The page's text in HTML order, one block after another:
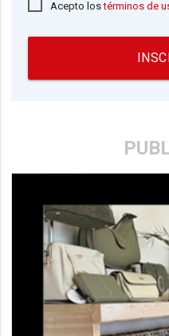
Acepto lostérminos de